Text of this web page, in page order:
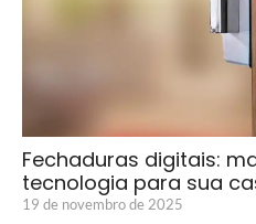
Fechaduras digitais:
tecnologia para sua
19 de novembro de 2025